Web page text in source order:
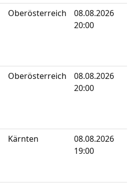
Oberösterreich
08.08.2026
20:00
Oberösterreich
08.08.2026
20:00
Kärnten
08.08.2026
19:00